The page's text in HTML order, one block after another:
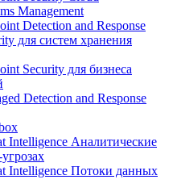
Management
Detection and Response
для систем хранения
Security для бизнеса
Detection and Response
Intelligence Аналитические
Intelligence Потоки данных